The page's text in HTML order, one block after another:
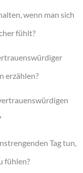
wenn man sich
fühlt?
erzählen?
Tag tun,
fühlen?